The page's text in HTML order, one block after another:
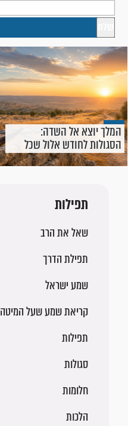
המלך יוצא אל השדה:
הסגולות לחודש אלול שכל
אחד יכול לקחת איתו
תפילות
שאל את הרב
תפילת הדרך
שמע ישראל
קריאת שמע שעל המיטה
תפילות
סגולות
חלומות
הלכות